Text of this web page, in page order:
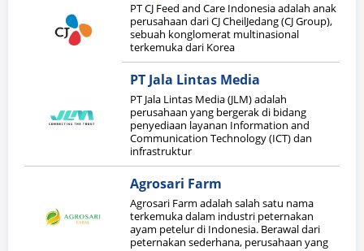
PT CJ Feed and Care Indonesia adalah anak
perusahaan dari CJ CheilJedang (CJ Group),
sebuah konglomerat multinasional
terkemuka dari Korea
PT Jala Lintas Media
PT Jala Lintas Media (JLM) adalah
perusahaan yang bergerak di bidang
penyediaan layanan Information and
Communication Technology (ICT) dan
infrastruktur
Agrosari Farm
Agrosari Farm adalah salah satu nama
terkemuka dalam industri peternakan
ayam petelur di Indonesia. Berawal dari
peternakan sederhana, perusahaan yang